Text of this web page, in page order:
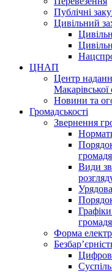
Публічні
Цивільний
ЦНАП
Центр
Новини та
Громадськості
Звернення
Види
Форма